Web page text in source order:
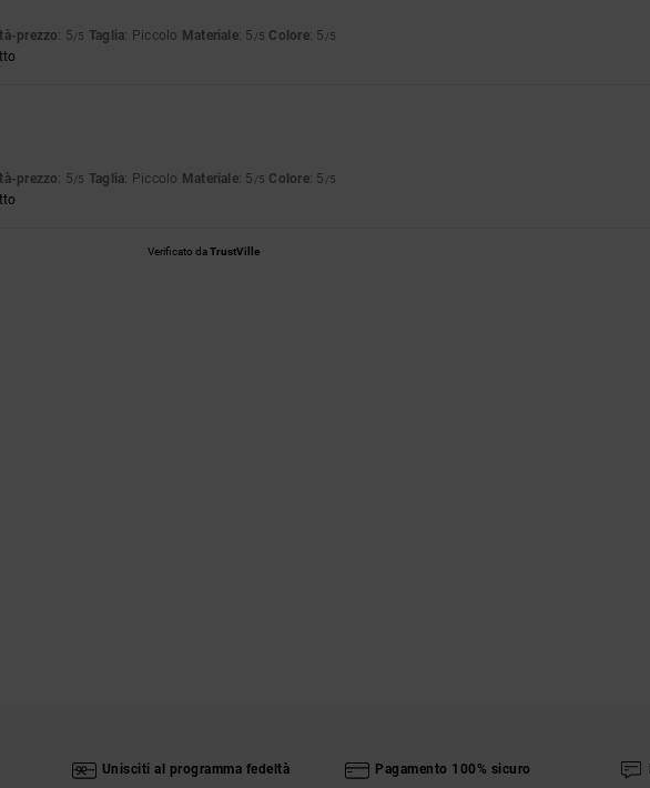
prezzo: 5/5 Taglia: Piccolo Materiale: 5 /5 Colore: 5 /5
prezzo: 5/5 Taglia: Piccolo Materiale: 5 /5 Colore: 5 /5
Verificato daTrustVille
Unisciti al programma fedeltà Pagamento 100% sicuro